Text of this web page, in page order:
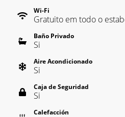
Wi-Fi
Gratuito em todo o
Baño Privado
Si
Aire Acondicionado
Si
Caja de Seguridad
Si
Calefacción